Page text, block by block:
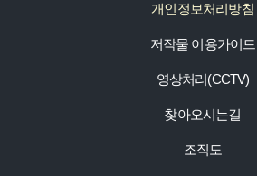
개인정보처리방침
저작물 이용가이드
영상처리(CCTV)
찾아오시는길
조직도